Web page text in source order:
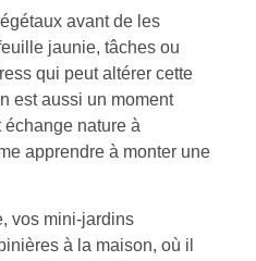
avant de les
jaunie, tâches ou
qui peut altérer cette
est aussi un moment
nature à
apprendre à monter une
vos mini-jardins
à la maison, où il